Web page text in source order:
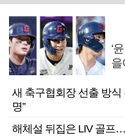
‘
을
새 축구협회장 선출 방
명”
해체설 뒤집은 LIV 골프…